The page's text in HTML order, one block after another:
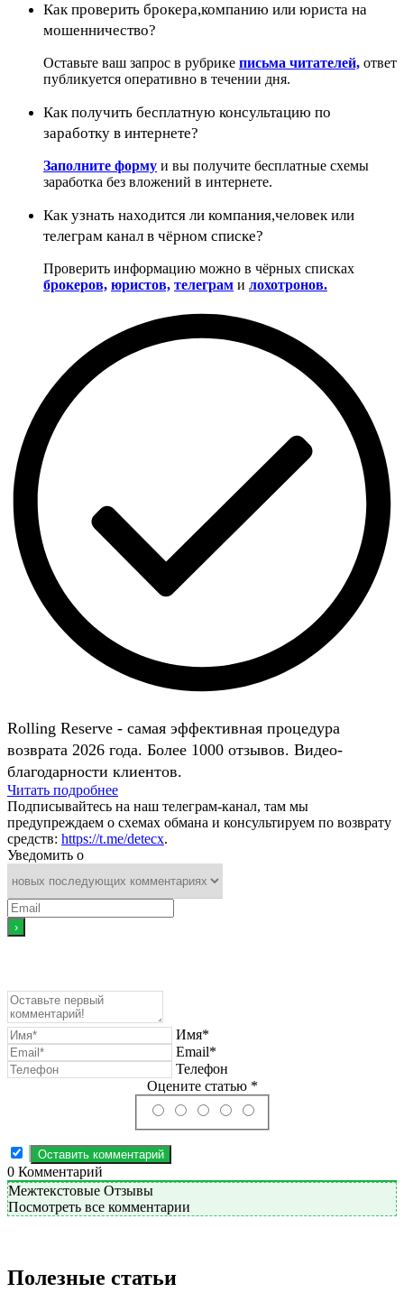
Как проверить брокера,компанию или юриста на
мошенничество?
Оставьте ваш запрос в рубрике письма читателей, ответ
публикуется оперативно в течении дня.
Как получить бесплатную консультацию по
заработку в интернете?
Заполните форму и вы получите бесплатные схемы
заработка без вложений в интернете.
Как узнать находится ли компания,человек или
телеграм канал в чёрном списке?
Проверить информацию можно в чёрных списках
брокеров, юристов, телеграм и лохотронов.
Rolling Reserve - самая эффективная процедура
возврата 2026 года. Более 1000 отзывов. Видео-
благодарности клиентов.
Читать подробнее
Подписывайтесь на наш телеграм-канал, там мы
предупреждаем о схемах обмана и консультируем по возврату
средств: https://t.me/detecx.
Уведомить о
Имя*
Email*
Телефон
Оцените статью *
0 Комментарий
Межтекстовые Отзывы
Посмотреть все комментарии
Полезные статьи